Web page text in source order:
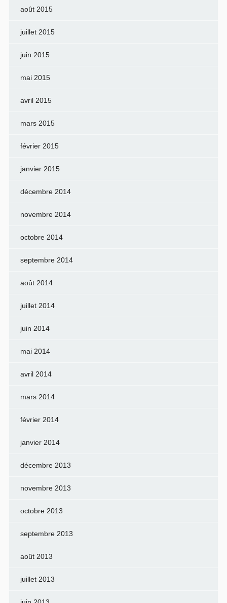
août 2015
juillet 2015
juin 2015
mai 2015
avril 2015
mars 2015
février 2015
janvier 2015
décembre 2014
novembre 2014
octobre 2014
septembre 2014
août 2014
juillet 2014
juin 2014
mai 2014
avril 2014
mars 2014
février 2014
janvier 2014
décembre 2013
novembre 2013
octobre 2013
septembre 2013
août 2013
juillet 2013